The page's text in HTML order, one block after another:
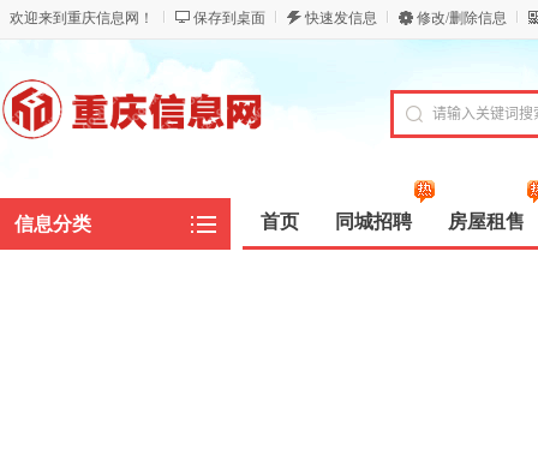
欢迎来到重庆信息网！ 保存到桌面 快速发信息 修改/删除信息
信息分类 首页 同城招聘 房屋租售